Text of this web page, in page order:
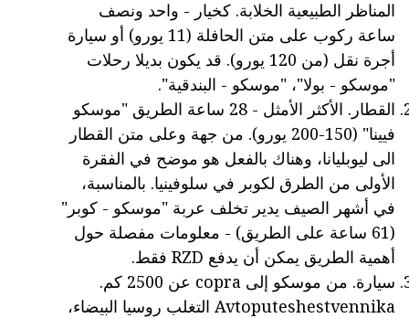
المناظر الطبيعية الخلابة. كخيار - واحد ونصف
ساعة ركوب على متن الحافلة (11 يورو) أو سيارة
أجرة نقل (من 120 يورو). قد يكون بديلا رحلات
"موسكو - بولا"، "موسكو - البندقية".
القطار. الأكثر الأمثل - 28 ساعة الطريق "موسكو
فيينا" (150-200 يورو). من جهة وعلى متن القطار
الى ليوبليانا، وهناك بالفعل هو موضح في الفقرة
الأولى من الطرق لكوبر في سلوفينيا. بالمناسبة،
في أشهر الصيف يدير تخلف عربة "موسكو - كوبر"
(61 ساعة على الطريق) - معلومات مفصلة حول
أهمية الطريق يمكن أن يدفع RZD فقط.
سيارة. من موسكو إلى copra عن 2500 كم.
Avtoputeshestvennika التغلب روسيا البيضاء،